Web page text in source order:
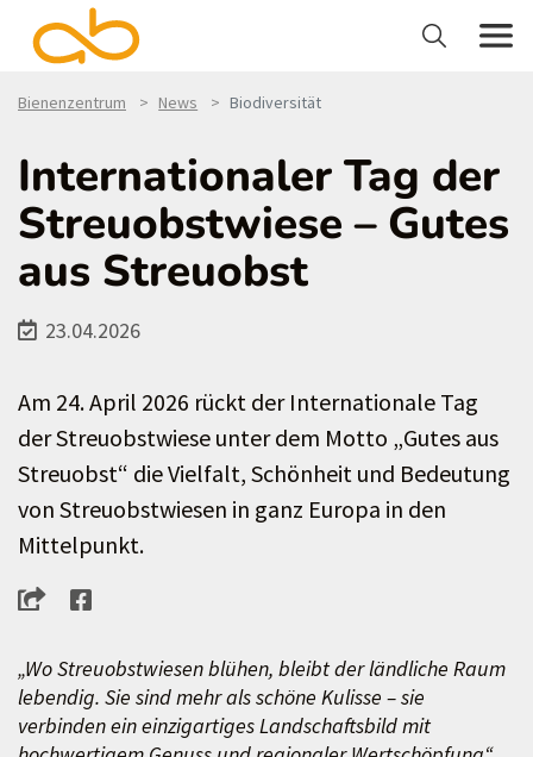
Bienenzentrum News Biodiversität
Internationaler Tag der
Streuobstwiese – Gutes
aus Streuobst
23.04.2026
Am 24. April 2026 rückt der Internationale Tag
der Streuobstwiese unter dem Motto „Gutes aus
Streuobst“ die Vielfalt, Schönheit und Bedeutung
von Streuobstwiesen in ganz Europa in den
Mittelpunkt.
„Wo Streuobstwiesen blühen, bleibt der ländliche Raum
lebendig. Sie sind mehr als schöne Kulisse – sie
verbinden ein einzigartiges Landschaftsbild mit